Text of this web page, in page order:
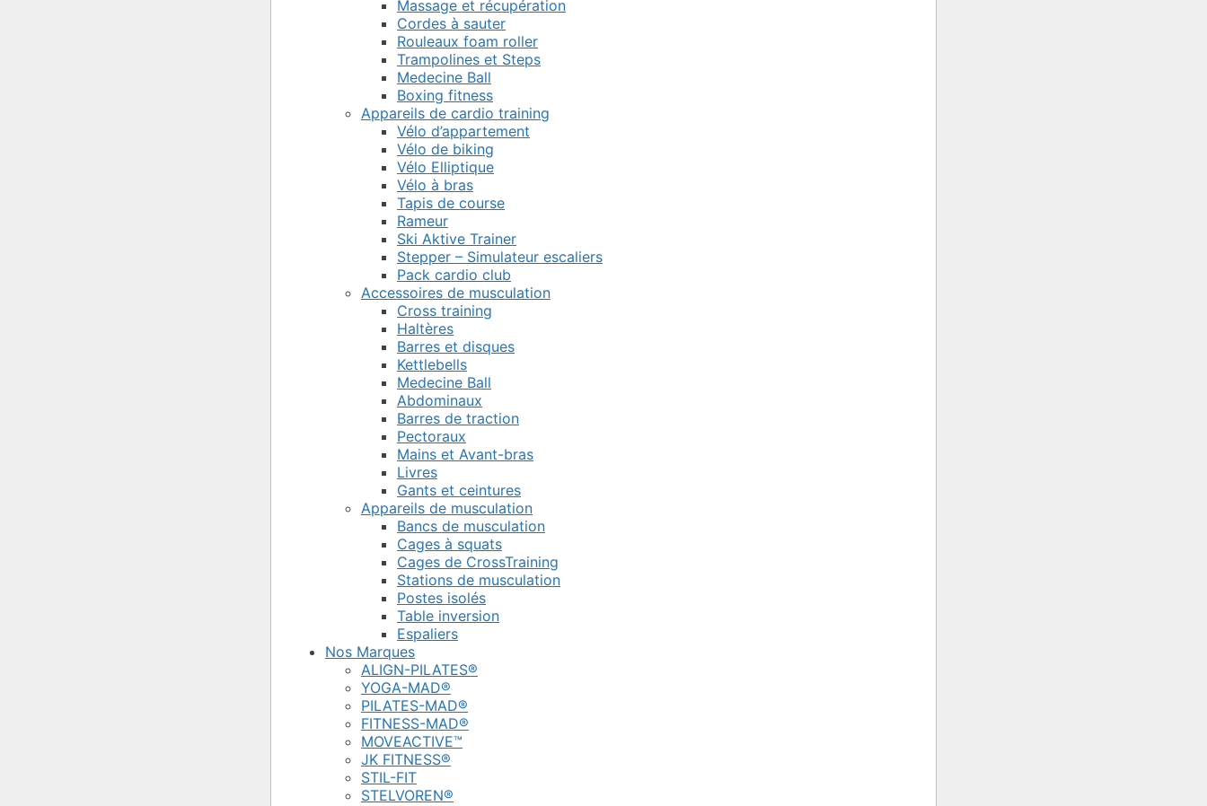
Massage et récupération
Cordes à sauter
Rouleaux foam roller
Trampolines et Steps
Medecine Ball
Boxing fitness
Appareils de cardio training
Vélo d’appartement
Vélo de biking
Vélo Elliptique
Vélo à bras
Tapis de course
Rameur
Ski Aktive Trainer
Stepper – Simulateur escaliers
Pack cardio club
Accessoires de musculation
Cross training
Haltères
Barres et disques
Kettlebells
Medecine Ball
Abdominaux
Barres de traction
Pectoraux
Mains et Avant-bras
Livres
Gants et ceintures
Appareils de musculation
Bancs de musculation
Cages à squats
Cages de CrossTraining
Stations de musculation
Postes isolés
Table inversion
Espaliers
Nos Marques
ALIGN-PILATES®
YOGA-MAD®
PILATES-MAD®
FITNESS-MAD®
MOVEACTIVE™
JK FITNESS®
STIL-FIT
STELVOREN®